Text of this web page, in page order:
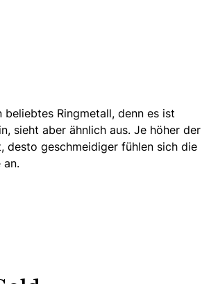
beliebtes Ringmetall, denn es ist
sieht aber ähnlich aus. Je höher der
desto geschmeidiger fühlen sich die
an.